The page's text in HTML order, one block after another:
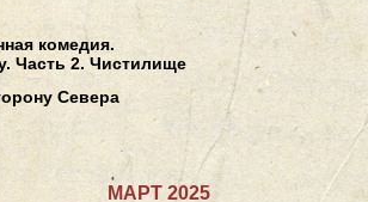
комедия.
Часть 2. Чистилище
Севера
МАРТ 2025